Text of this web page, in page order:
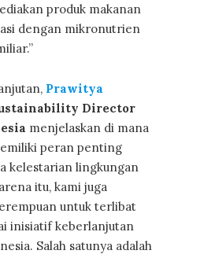
produk makanan
dengan mikronutrien
Prawitya
Director
menjelaskan di mana
peran penting
kelestarian lingkungan
itu, kami juga
untuk terlibat
inisiatif keberlanjutan
Salah satunya adalah